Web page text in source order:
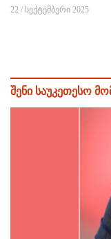
22 / სექტემბერი 2025
შენი საუკეთესო